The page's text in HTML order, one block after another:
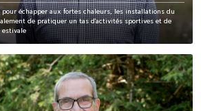
échapper aux fortes chaleurs, les installations du
de pratiquer un tas d'activités sportives et de